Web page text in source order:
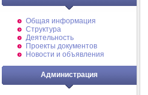
Общая информация
Структура
Деятельность
Проекты документов
Новости и объявления
Администрация